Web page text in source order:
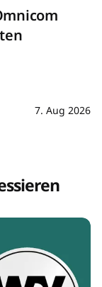
7. Aug 2026